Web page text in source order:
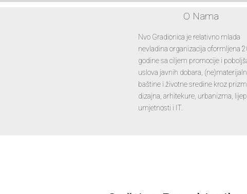
O Nama
Nvo Gradionica je relativno mlada
nevladina organizacija oformljena
godine sa ciljem promocije i
uslova javnih dobara,
baštine i životne sredine kroz
dizajna, arhitekure, urbanizma,
umjetnosti i IT.